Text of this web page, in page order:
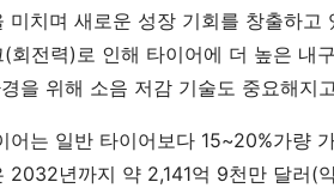
치며 새로운 성장 기회를 창출하고
회전력)로 인해 타이어에 더 높은 내
을 위해 소음 저감 기술도 중요해지
는 일반 타이어보다 15~20%가량
2032년까지 약 2,141억 9천만 달러